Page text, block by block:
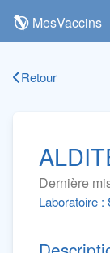
MesVaccins
Retour
Dernière
Laboratoire :